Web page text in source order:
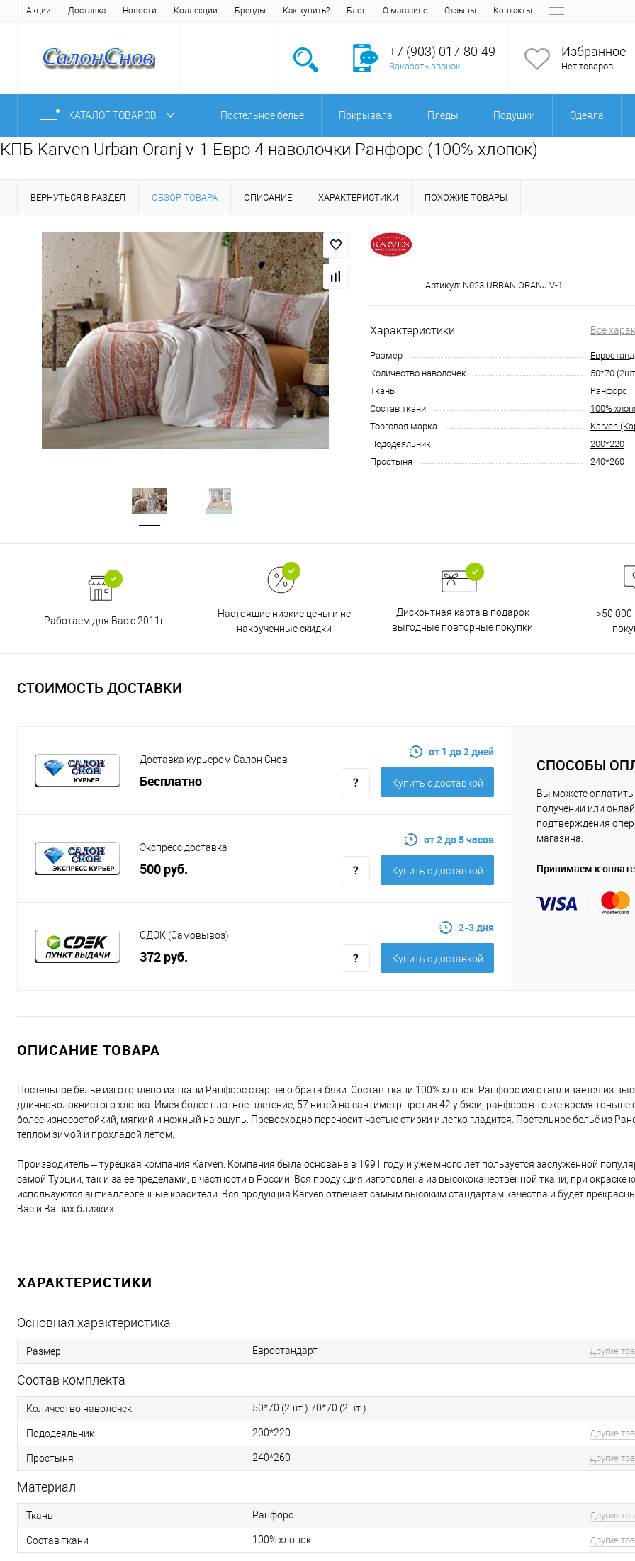
Акции Доставка Новости Коллекции Бренды Как купить? Блог О магазине Отзывы Контакты
+7 (903) 017-80-49
Заказать звонок
Избранное
Нет товаров
КАТАЛОГ ТОВАРОВ Постельное белье Покрывала Пледы Подушки Одеяла
КПБ Karven Urban Oranj v-1 Евро 4 наволочки Ранфорс (100% хлопок)
ВЕРНУТЬСЯ В РАЗДЕЛ ОБЗОР ТОВАРА ОПИСАНИЕ ХАРАКТЕРИСТИКИ ПОХОЖИЕ ТОВАРЫ
Артикул: N023 URBAN ORANJ V-1
Характеристики: Все
Размер
Количество наволочек
50*70
Ткань
Ранфорс
Состав ткани
100%
Торговая марка
Karven
Пододеяльник
200*220
Простыня
240*260
Работаем для Вас с 2011г.
Настоящие низкие цены и не
накрученные скидки
Дисконтная карта в подарок
выгодные повторные покупки
>50
СТОИМОСТЬ ДОСТАВКИ
Доставка курьером Салон Снов
Бесплатно
от 1 до 2 дней
Купить c доставкой
Экспресс доставка
500 руб.
от 2 до 5 часов
Купить c доставкой
СДЭК (Самовывоз)
372 руб.
2-3 дня
Купить c доставкой
СПОСОБЫ
Вы можете оплатить
получении или
подтверждения
магазина.
Принимаем к оплате
ОПИСАНИЕ ТОВАРА
Постельное белье изготовлено из ткани Ранфорс старшего брата бязи. Состав ткани 100% хлопок. Ранфорс изготавливается из
длинноволокнистого хлопка. Имея более плотное плетение, 57 нитей на сантиметр против 42 у бязи, ранфорс в то же время тоньше
более износостойкий, мягкий и нежный на ощупь. Превосходно переносит частые стирки и легко гладится. Постельное бельё из
теплом зимой и прохладой летом.
Производитель – турецкая компания Karven. Компания была основана в 1991 году и уже много лет пользуется заслуженной
самой Турции, так и за ее пределами, в частности в России. Вся продукция изготовлена из высококачественной ткани, при окраске
используются антиаллергенные красители. Вся продукция Karven отвечает самым высоким стандартам качества и будет
Вас и Ваших близких.
ХАРАКТЕРИСТИКИ
Основная характеристика
Размер Евростандарт Другие
Состав комплекта
Количество наволочек 50*70 (2шт.) 70*70 (2шт.)
Пододеяльник 200*220 Другие
Простыня 240*260 Другие
Материал
Ткань Ранфорс Другие
Состав ткани 100% хлопок Другие